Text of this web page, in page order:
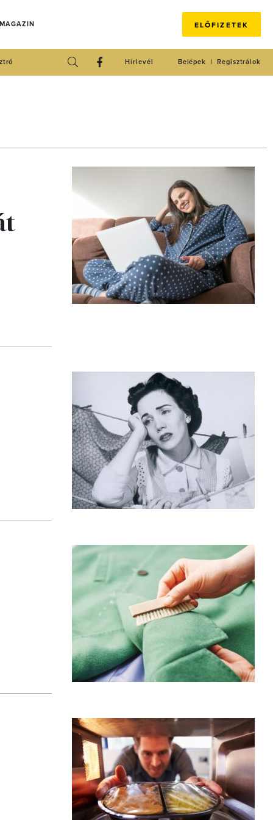
ELŐFIZETEK
Regisztrálok
Belépek
Hírlevél